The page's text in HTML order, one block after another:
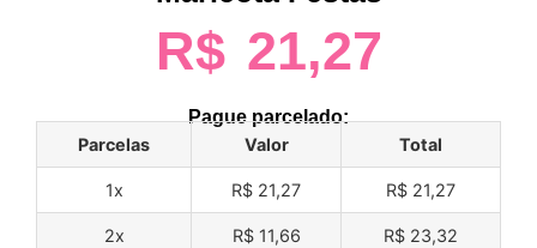
R$ 21,27
Pague parcelado:
Parcelas
Valor Total
1x R$ 21,27 R$ 21,27
2x R$ 11,66 R$ 23,32